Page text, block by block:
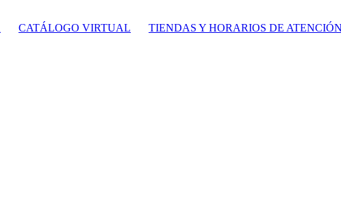
CATÁLOGO VIRTUAL TIENDAS Y HORARIOS DE ATENCIÓN